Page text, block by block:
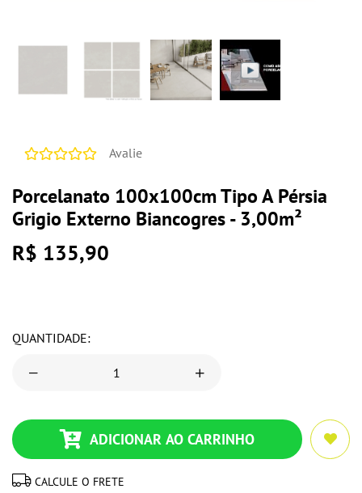
Avalie
Porcelanato 100x100cm Tipo A Pérsia
Grigio Externo Biancogres - 3,00m²
R$ 135,90
QUANTIDADE:
ADICIONAR AO CARRINHO
CALCULE O FRETE